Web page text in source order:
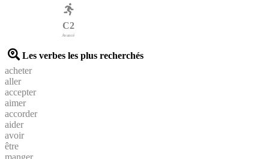
C2
Avancé
Les verbes les plus recherchés
acheter
aller
accepter
aimer
accorder
aider
avoir
être
manger